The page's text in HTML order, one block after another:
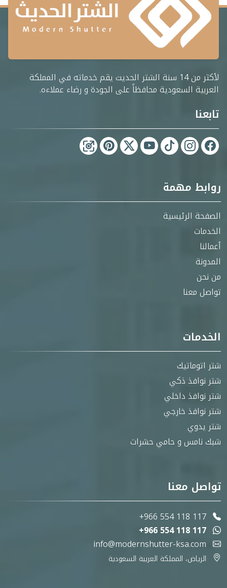
لأكثر من 14 سنة الشتر الحديث يقم خدماته في المملكة
العربية السعودية محافظاً على الجودة و رضاء عملاءه.
تابعنا
روابط مهمة
الصفحة الرئيسية
الخدمات
أعمالنا
المدونة
من نحن
تواصل معنا
الخدمات
شتر اتوماتيك
شتر نوافذ ذكي
شتر نوافذ داخلي
شتر نوافذ خارجي
شتر يدوي
شبك نامس و حامي حشرات
تواصل معنا
+966 554 118 117
+966 554 118 117
info@modernshutter-ksa.com
الرياض، المملكة العربية السعودية